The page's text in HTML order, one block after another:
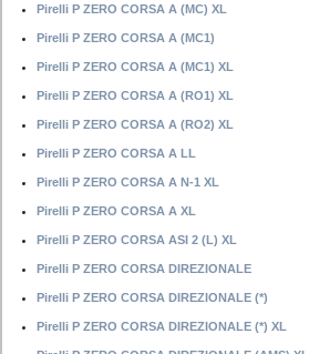
Pirelli P ZERO CORSA A (MC) XL
Pirelli P ZERO CORSA A (MC1)
Pirelli P ZERO CORSA A (MC1) XL
Pirelli P ZERO CORSA A (RO1) XL
Pirelli P ZERO CORSA A (RO2) XL
Pirelli P ZERO CORSA A LL
Pirelli P ZERO CORSA A N-1 XL
Pirelli P ZERO CORSA A XL
Pirelli P ZERO CORSA ASI 2 (L) XL
Pirelli P ZERO CORSA DIREZIONALE
Pirelli P ZERO CORSA DIREZIONALE (*)
Pirelli P ZERO CORSA DIREZIONALE (*) XL